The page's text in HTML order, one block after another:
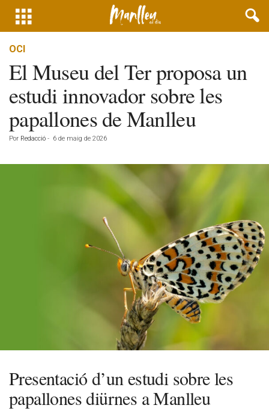
OCI
El Museu del Ter proposa un
estudi innovador sobre les
papallones de Manlleu
Por Redacció - 6 de maig de 2026
Presentació d’un estudi sobre les
papallones diürnes a Manlleu